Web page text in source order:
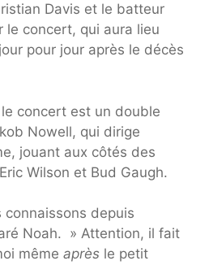
Davis et le batteur
le concert, qui aura lieu
pour jour après le décès
concert est un double
Nowell, qui dirige
jouant aux côtés des
Wilson et Bud Gaugh.
connaissons depuis
Noah. » Attention, il fait
même après le petit